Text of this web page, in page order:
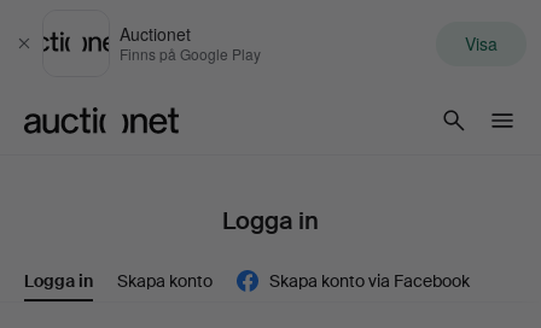
Stäng
Auctionet
Finns på Google Play Visa
Logga in
Logga in Skapa konto Skapa konto via Facebook